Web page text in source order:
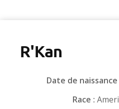
R'Kan
Date de naissance
Race :